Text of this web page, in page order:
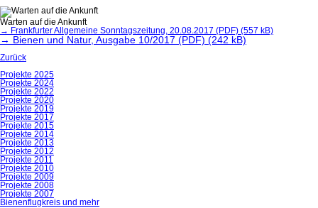
Warten auf die Ankunft
→ Frankfurter Allgemeine Sonntagszeitung, 20.08.2017 (PDF) (557 kB)
→ Bienen und Natur, Ausgabe 10/2017 (PDF) (242 kB)
Zurück
Navigation
überspringen
Projekte 2025
Projekte 2024
Projekte 2022
Projekte 2020
Projekte 2019
Projekte 2017
Projekte 2015
Projekte 2014
Projekte 2013
Projekte 2012
Projekte 2011
Projekte 2010
Projekte 2009
Projekte 2008
Projekte 2007
Bienenflugkreis und mehr